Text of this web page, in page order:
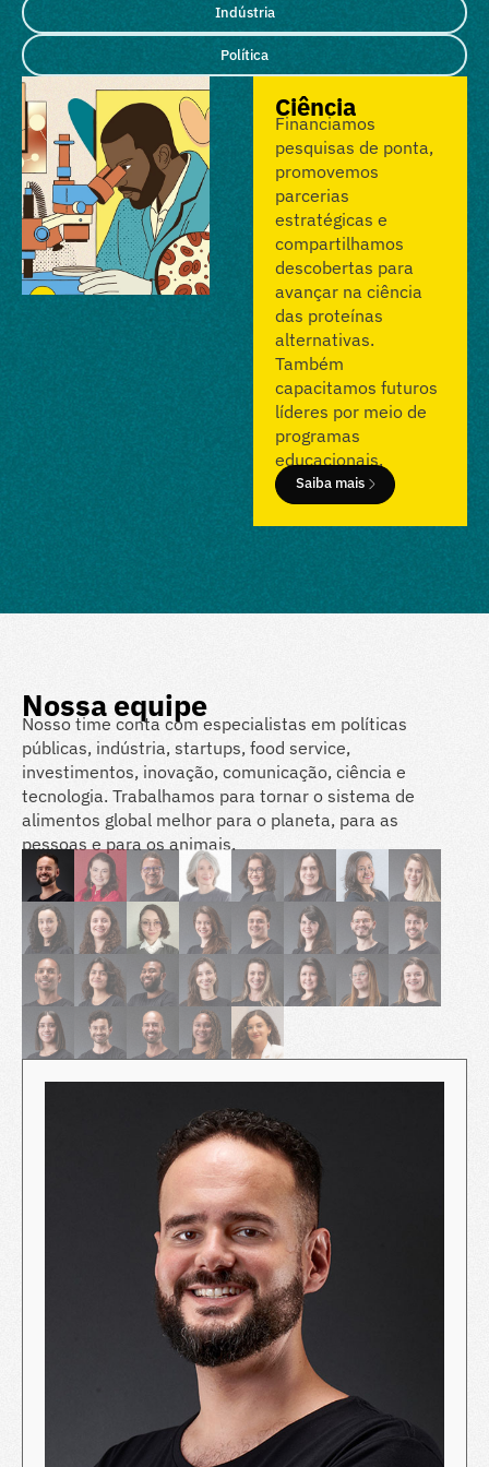
Indústria
Política
Ciência
Financiamos
pesquisas de ponta,
promovemos
parcerias
estratégicas e
compartilhamos
descobertas para
avançar na ciência
das proteínas
alternativas.
Também
capacitamos futuros
líderes por meio de
programas
educacionais.
Saiba mais
Nossa equipe
Nosso time conta com especialistas em políticas
públicas, indústria, startups, food service,
investimentos, inovação, comunicação, ciência e
tecnologia. Trabalhamos para tornar o sistema de
alimentos global melhor para o planeta, para as
pessoas e para os animais.